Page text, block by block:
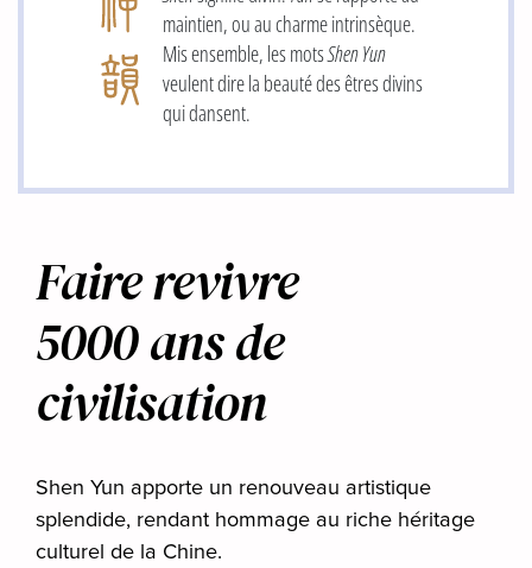
maintien, ou au charme intrinsèque.
Mis ensemble, les motsShen Yun
veulent dire la beauté des êtres divins
qui dansent.
Faire revivre
5000 ans de
civilisation
Shen Yun apporte un renouveau artistique
splendide, rendant hommage au riche héritage
culturel de la Chine.